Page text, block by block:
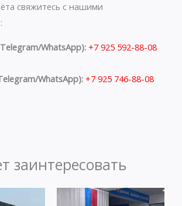
свяжитесь с нашими
WhatsApp): +7 925 592-88-08
WhatsApp): +7 925 746-88-08
заинтересовать